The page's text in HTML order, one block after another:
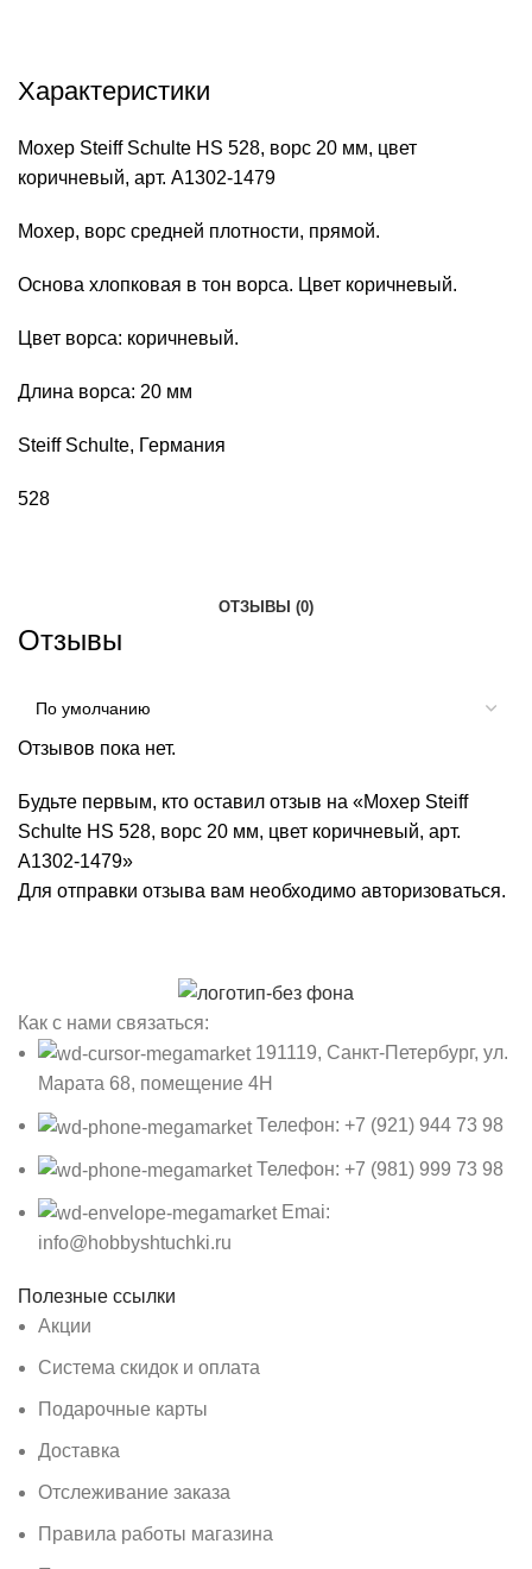
Характеристики
Мохер Steiff Schulte HS 528, ворс 20 мм, цвет
коричневый, арт. А1302-1479
Мохер, ворс средней плотности, прямой.
Основа хлопковая в тон ворса. Цвет коричневый.
Цвет ворса: коричневый.
Длина ворса: 20 мм
Steiff Schulte, Германия
528
ОТЗЫВЫ (0)
Отзывы
Отзывов пока нет.
Будьте первым, кто оставил отзыв на «Мохер Steiff
Schulte HS 528, ворс 20 мм, цвет коричневый, арт.
А1302-1479»
Для отправки отзыва вам необходимо авторизоваться.
Как с нами связаться:
191119, Санкт-Петербург, ул.
Марата 68, помещение 4Н
Телефон: +7 (921) 944 73 98
Телефон: +7 (981) 999 73 98
Emai:
info@hobbyshtuchki.ru
Полезные ссылки
Акции
Система скидок и оплата
Подарочные карты
Доставка
Отслеживание заказа
Правила работы магазина